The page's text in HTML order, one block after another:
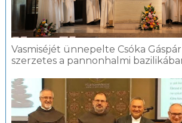
Vasmiséjét ünnepelte Csóka
szerzetes a pannonhalmi